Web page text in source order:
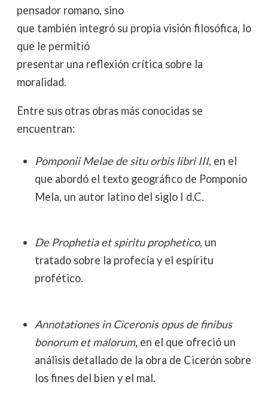
pensador romano, sino
que también integró su propia visión filosófica, lo
que le permitió
presentar una reflexión crítica sobre la
moralidad.
Entre sus otras obras más conocidas se
encuentran:
Pomponii Melae de situ orbis libri III, en el
que abordó el texto geográfico de Pomponio
Mela, un autor latino del siglo I d.C.
De Prophetia et spiritu prophetico, un
tratado sobre la profecía y el espíritu
profético.
Annotationes in Ciceronis opus de finibus
bonorum et malorum, en el que ofreció un
análisis detallado de la obra de Cicerón sobre
los fines del bien y el mal.